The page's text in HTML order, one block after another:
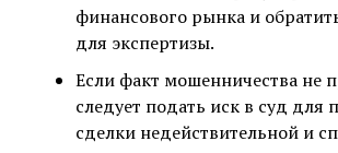
финансового рынка и
для экспертизы.
Если факт мошенничества не
следует подать иск в суд для
сделки недействительной и